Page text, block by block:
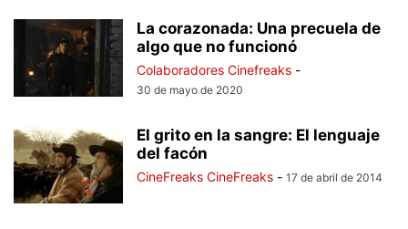
La corazonada: Una precuela de
algo que no funcionó
Colaboradores Cinefreaks -
30 de mayo de 2020
El grito en la sangre: El lenguaje
del facón
CineFreaks CineFreaks - 17 de abril de 2014